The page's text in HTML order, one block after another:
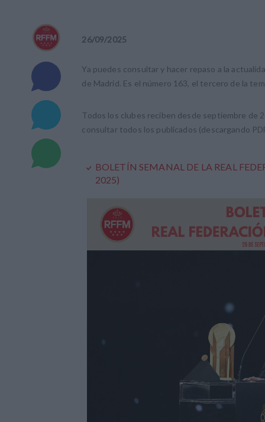
26/09/2025
Ya puedes consultar y hacer repaso a la
de Madrid. Es el número 163, el tercero de la
Todos los clubes reciben desde septiembre de
consultar todos los publicados (descargando
BOLETÍN SEMANAL DE LA REAL
2025)